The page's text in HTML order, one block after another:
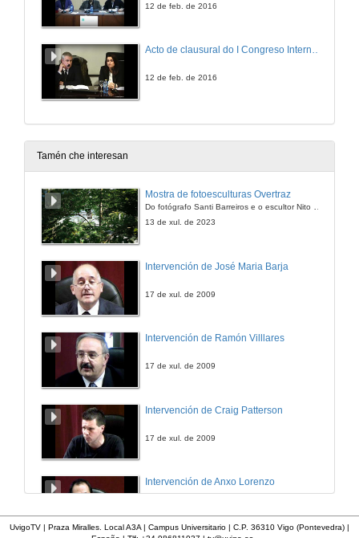
12 de feb. de 2016
Acto de clausural do I Congreso Internacional de Novos Investigadores en Estudos Literarios e Culturais
12 de feb. de 2016
Tamén che interesan
Mostra de fotoesculturas Overtraz
13 de xul. de 2023
Intervención de José Maria Barja
17 de xul. de 2009
Intervención de Ramón Villlares
17 de xul. de 2009
Intervención de Craig Patterson
17 de xul. de 2009
Intervención de Anxo Lorenzo
UvigoTV | Praza Miralles. Local A3A | Campus Universitario | C.P. 36310 Vigo (Pontevedra) |